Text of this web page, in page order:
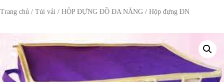
Trang chủ / Túi vải / HỘP ĐỰNG ĐỒ ĐA NĂNG / Hộp đựng ĐN